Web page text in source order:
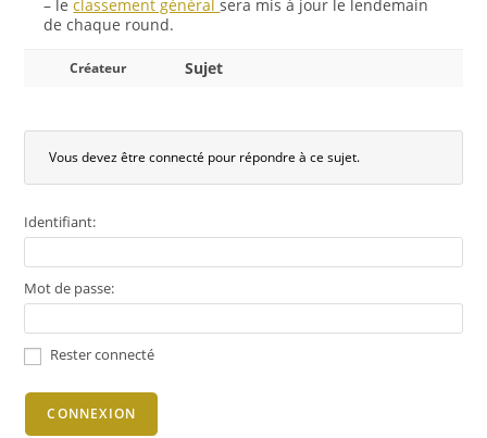
– leclassement généralsera mis à jour le lendemain
de chaque round.
Créateur Sujet
Vous devez être connecté pour répondre à ce sujet.
Identifiant:
Mot de passe:
Rester connecté
CONNEXION